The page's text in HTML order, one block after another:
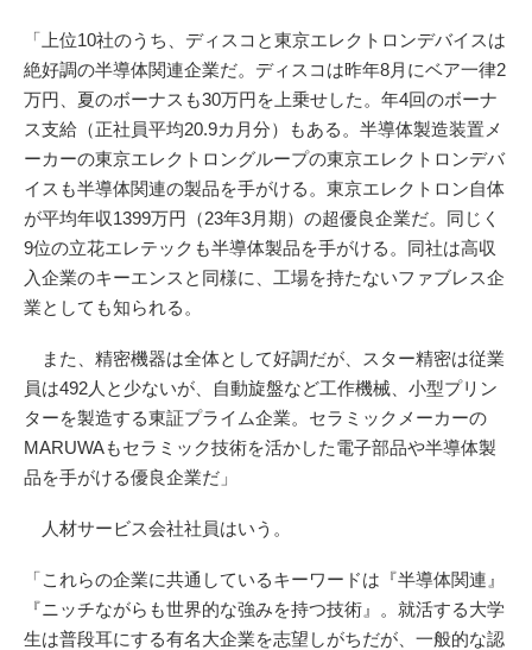
「上位10社のうち、ディスコと東京エレクトロンデバイスは
絶好調の半導体関連企業だ。ディスコは昨年8月にベア一律2
万円、夏のボーナスも30万円を上乗せした。年4回のボーナ
ス支給（正社員平均20.9カ月分）もある。半導体製造装置メ
ーカーの東京エレクトロングループの東京エレクトロンデバ
イスも半導体関連の製品を手がける。東京エレクトロン自体
が平均年収1399万円（23年3月期）の超優良企業だ。同じく
9位の立花エレテックも半導体製品を手がける。同社は高収
入企業のキーエンスと同様に、工場を持たないファブレス企
業としても知られる。
また、精密機器は全体として好調だが、スター精密は従業
員は492人と少ないが、自動旋盤など工作機械、小型プリン
ターを製造する東証プライム企業。セラミックメーカーの
MARUWAもセラミック技術を活かした電子部品や半導体製
品を手がける優良企業だ」
人材サービス会社社員はいう。
「これらの企業に共通しているキーワードは『半導体関連』
『ニッチながらも世界的な強みを持つ技術』。就活する大学
生は普段耳にする有名大企業を志望しがちだが、一般的な認